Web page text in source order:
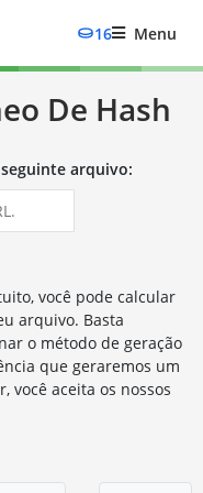
16 Menu
De Hash
arquivo:
você pode calcular
arquivo. Basta
o método de geração
que geraremos um
você aceita os nossos